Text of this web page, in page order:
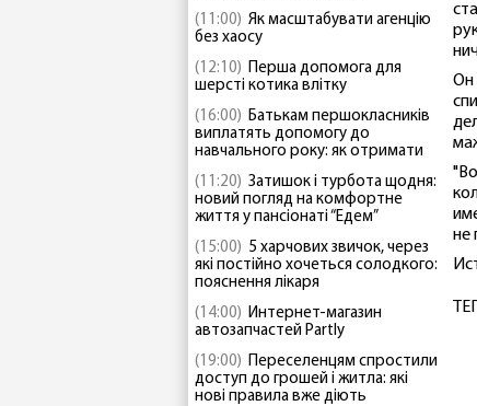
(11:00) Як масштабувати агенцію
без хаосу
(12:10) Перша допомога для
шерсті котика влітку
(16:00) Батькам першокласників
виплатять допомогу до
навчального року: як отримати
(11:20) Затишок і турбота щодня:
новий погляд на комфортне
життя у пансіонаті “Едем”
(15:00) 5 харчових звичок, через
які постійно хочеться солодкого:
пояснення лікаря
(14:00) Интернет-магазин
автозапчастей Partly
(19:00) Переселенцям спростили
доступ до грошей і житла: які
нові правила вже діють
Он
не